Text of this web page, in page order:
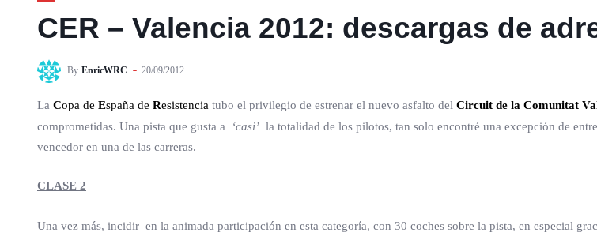
CER – Valencia 2012: descargas de
By EnricWRC 20/09/2012
La Copa de España de Resistencia tubo el privilegio de estrenar el nuevo asfalto del Circuit de la Comunitat
comprometidas. Una pista que gusta a
‘casi’ la totalidad de los pilotos, tan solo encontré una excepción de
vencedor en una de las carreras.
CLASE 2
Una vez más, incidir en la animada participación en esta categoría, con 30 coches sobre la pista, en especial